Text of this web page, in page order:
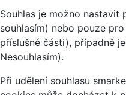
Souhlas je možno nastavit
souhlasím) nebo pouze
příslušné části), případně
Nesouhlasím).
Při udělení souhlasu